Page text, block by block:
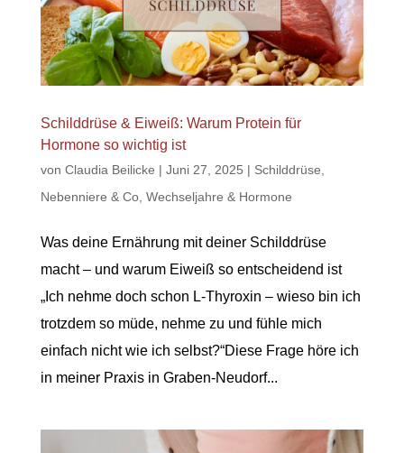
Schilddrüse & Eiweiß: Warum Protein für
Hormone so wichtig ist
von Claudia Beilicke | Juni 27, 2025 | Schilddrüse,
Nebenniere & Co, Wechseljahre & Hormone
Was deine Ernährung mit deiner Schilddrüse
macht – und warum Eiweiß so entscheidend ist
„Ich nehme doch schon L-Thyroxin – wieso bin ich
trotzdem so müde, nehme zu und fühle mich
einfach nicht wie ich selbst?“Diese Frage höre ich
in meiner Praxis in Graben-Neudorf...